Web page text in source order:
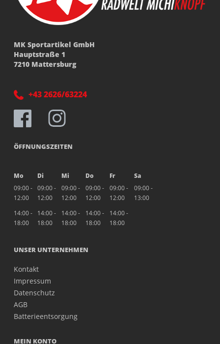
MK Sportartikel GmbH
Hauptstraße 1
7210 Mattersburg
+43 2626/63224
ÖFFNUNGSZEITEN
Mo Di Mi Do Fr
Sa
09:00 -
12:00
09:00 -
12:00
09:00 -
12:00
09:00 -
12:00
09:00 -
12:00
09:00 -
13:00
14:00 -
18:00
14:00 -
18:00
14:00 -
18:00
14:00 -
18:00
14:00 -
18:00
UNSER UNTERNEHMEN
Kontakt
Impressum
Datenschutz
AGB
Batterieentsorgung
MEIN KONTO